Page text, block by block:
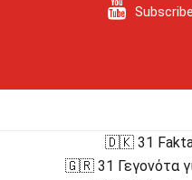
🇩🇰 31 Fakta
🇬🇷 31 Γεγονότα